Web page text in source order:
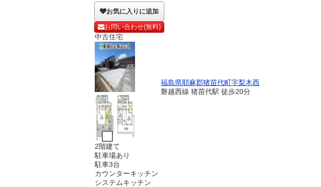
お気に入りに追加
お問い合わせ(無料)
中古住宅
福島県耶麻郡猪苗代町字梨木西
磐越西線 猪苗代駅 徒歩20分
2階建て
駐車場あり
駐車3台
カウンターキッチン
システムキッチン